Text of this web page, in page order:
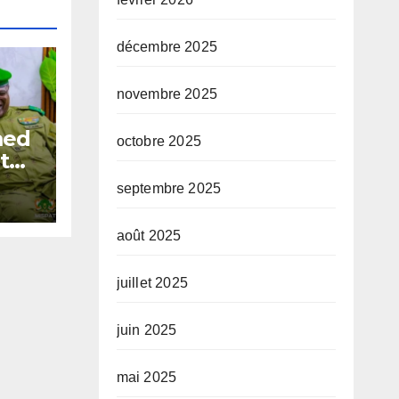
décembre 2025
novembre 2025
octobre 2025
septembre 2025
août 2025
juillet 2025
juin 2025
mai 2025